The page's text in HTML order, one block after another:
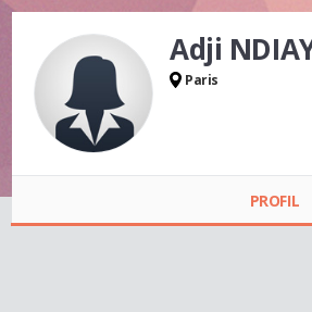
Adji
Paris
PROFIL